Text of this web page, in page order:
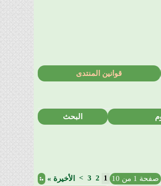
قوانين المنتدى
البحث
صفحة 1 من 10 1
2
3
> الأخيرة »